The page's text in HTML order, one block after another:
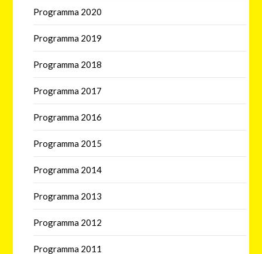
Programma 2020
Programma 2019
Programma 2018
Programma 2017
Programma 2016
Programma 2015
Programma 2014
Programma 2013
Programma 2012
Programma 2011